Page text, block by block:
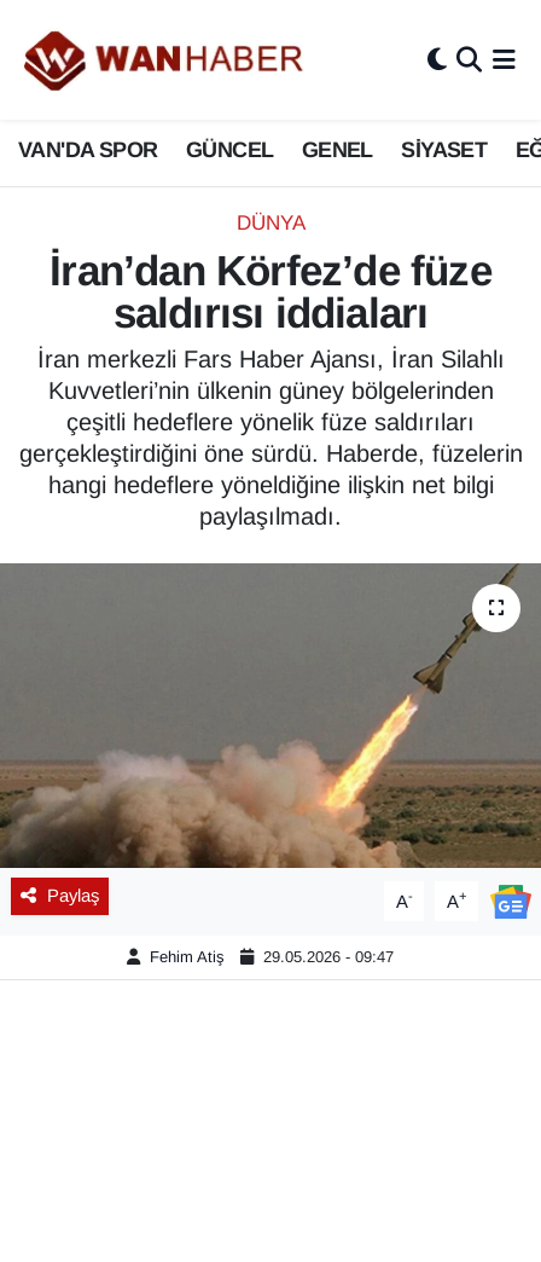
VAN'DA SPOR GÜNCEL GENEL SİYASET
DÜNYA
İran’dan Körfez’de füze
saldırısı iddiaları
İran merkezli Fars Haber Ajansı, İran Silahlı
Kuvvetleri’nin ülkenin güney bölgelerinden
çeşitli hedeflere yönelik füze saldırıları
gerçekleştirdiğini öne sürdü. Haberde, füzelerin
hangi hedeflere yöneldiğine ilişkin net bilgi
paylaşılmadı.
Paylaş A- A+
Fehim Atiş 29.05.2026 - 09:47
3.SAYFA
ASAYİŞ
BİLİM VE TEKNOLOJİ
Biyografi
ÇEVRE
Deprem
Dernekler, Odalar
EKONOMİ
Eleman
Emlak
En çok konuşulanlar
Van Nöbetçi Eczaneler
Van Hava Durumu
Van Namaz Vakitleri
Van Trafik Yoğunluk Haritası
Tüm Manşetler
Son Dakika Haberleri